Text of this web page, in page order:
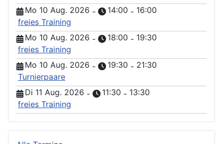
Mo 10 Aug. 2026 - 14:00 - 16:00
freies Training
Mo 10 Aug. 2026 - 18:00 - 19:30
freies Training
Mo 10 Aug. 2026 - 19:30 - 21:30
Turnierpaare
Di 11 Aug. 2026 - 11:30 - 13:30
freies Training